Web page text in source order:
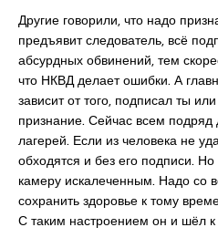
Другие говорили, что надо
предъявит следователь, всё
абсурдных обвинений, тем
что НКВД делает ошибки. А
зависит от того, подписал ты
признание. Сейчас всем подряд
лагерей. Если из человека не
обходятся и без его подписи.
камеру искалеченным. Надо со
сохранить здоровье к тому
С таким настроением он и шёл